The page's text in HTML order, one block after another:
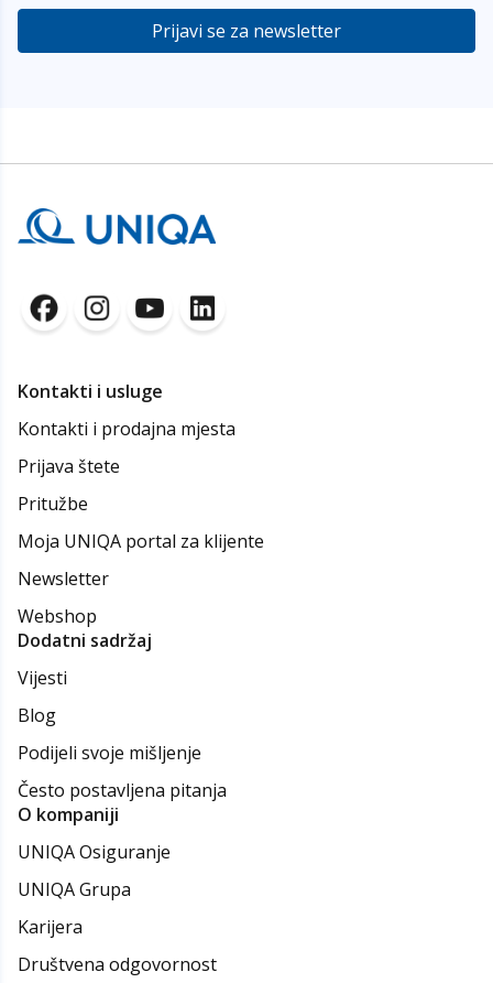
Prijavi se za newsletter
Kontakti i usluge
Kontakti i prodajna mjesta
Prijava štete
Pritužbe
Moja UNIQA portal za klijente
Newsletter
Webshop
Dodatni sadržaj
Vijesti
Blog
Podijeli svoje mišljenje
Često postavljena pitanja
O kompaniji
UNIQA Osiguranje
UNIQA Grupa
Karijera
Društvena odgovornost